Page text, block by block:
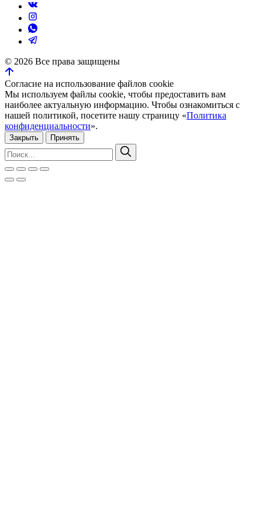
© 2026 Все права защищены
Согласие на использование файлов cookie
Мы используем файлы cookie, чтобы предоставить вам
наиболее актуальную информацию. Чтобы ознакомиться с
нашей политикой, посетите нашу страницу «Политика
конфиденциальности».
Закрыть Принять
Искать:
Поиск